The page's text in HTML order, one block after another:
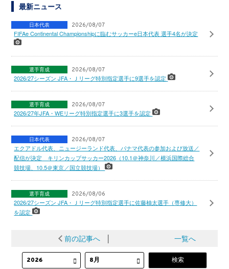
最新ニュース
日本代表 2026/08/07
FIFAe Continental Championshipに臨むサッカーe日本代表 選手4名が決定
選手育成 2026/08/07
2026/27シーズン JFA・Ｊリーグ特別指定選手に9選手を認定
選手育成 2026/08/07
2026/27年JFA・WEリーグ特別指定選手に3選手を認定
日本代表 2026/08/07
エクアドル代表、ニュージーランド代表、パナマ代表の参加および放送／
配信が決定 キリンカップサッカー2026（10.1＠神奈川／横浜国際総合
競技場、10.5＠東京／国立競技場）
選手育成 2026/08/06
2026/27シーズン JFA・Ｊリーグ特別指定選手に佐藤柚太選手（専修大）
を認定
前の記事へ│ 一覧へ